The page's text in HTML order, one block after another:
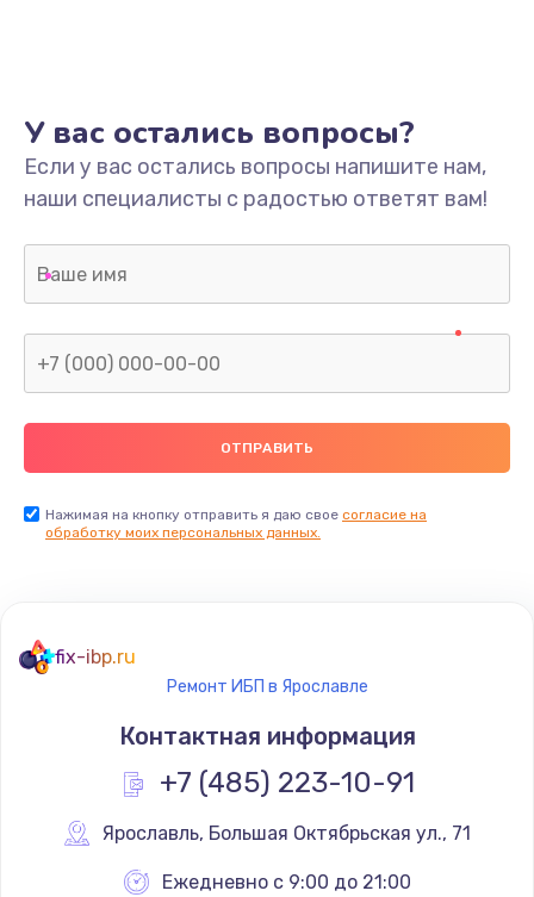
У вас остались вопросы?
Если у вас остались вопросы напишите нам,
наши специалисты с радостью ответят вам!
Нажимая на кнопку отправить я даю свое согласие на
обработку моих персональных данных.
fix-ibp.ru
Ремонт ИБП в Ярославле
Контактная информация
+7 (485) 223-10-91
Ярославль, Большая Октябрьская ул., 71
Ежедневно с 9:00 до 21:00